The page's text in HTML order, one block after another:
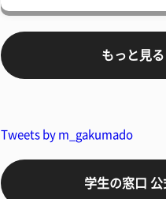
もっと見る
Tweets by m_gakumado
学生の窓口 公